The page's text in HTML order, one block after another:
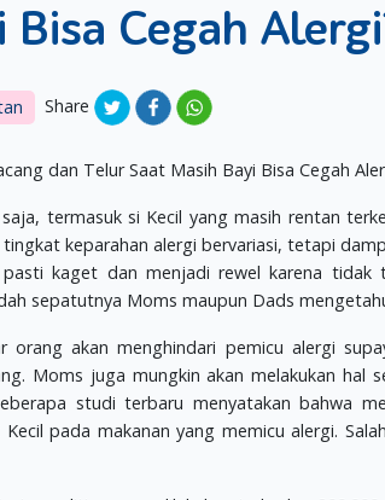
Bisa Cegah
Share
termasuk si Kecil yang masih rentan
tingkat keparahan alergi bervariasi, tetapi
kaget dan menjadi rewel karena tidak
sepatutnya Moms maupun Dads
orang akan menghindari pemicu alergi
Moms juga mungkin akan melakukan hal
studi terbaru menyatakan bahwa
pada makanan yang memicu alergi.